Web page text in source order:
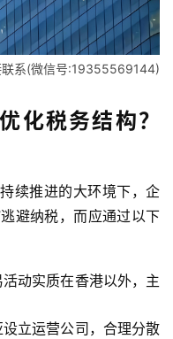
联系(微信号:19355569144)
化税务结构？
续推进的大环境下，企
避纳税，而应通过以下
动实质在香港以外，主
设立运营公司，合理分散